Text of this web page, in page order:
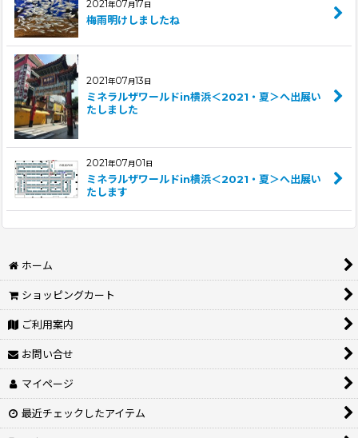
2021年07月17日
梅雨明けしましたね
2021年07月13日
ミネラルザワールドin横浜＜2021・夏＞へ出展い
たしました
2021年07月01日
ミネラルザワールドin横浜＜2021・夏＞へ出展い
たします
ホーム
ショッピングカート
ご利用案内
お問い合せ
マイページ
最近チェックしたアイテム